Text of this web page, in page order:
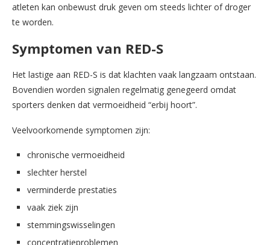
atleten kan onbewust druk geven om steeds lichter of droger
te worden.
Symptomen van RED-S
Het lastige aan RED-S is dat klachten vaak langzaam ontstaan.
Bovendien worden signalen regelmatig genegeerd omdat
sporters denken dat vermoeidheid “erbij hoort”.
Veelvoorkomende symptomen zijn:
chronische vermoeidheid
slechter herstel
verminderde prestaties
vaak ziek zijn
stemmingswisselingen
concentratieproblemen